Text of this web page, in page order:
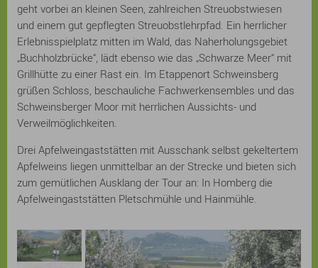
geht vorbei an kleinen Seen, zahlreichen Streuobstwiesen
und einem gut gepflegten Streuobstlehrpfad. Ein herrlicher
Erlebnisspielplatz mitten im Wald, das Naherholungsgebiet
„Buchholzbrücke“, lädt ebenso wie das „Schwarze Meer“ mit
Grillhütte zu einer Rast ein. Im Etappenort Schweinsberg
grüßen Schloss, beschauliche Fachwerkensembles und das
Schweinsberger Moor mit herrlichen Aussichts- und
Verweilmöglichkeiten.
Drei Apfelweingaststätten mit Ausschank selbst gekeltertem
Apfelweins liegen unmittelbar an der Strecke und bieten sich
zum gemütlichen Ausklang der Tour an: In Homberg die
Apfelweingaststätten Pletschmühle und Hainmühle.